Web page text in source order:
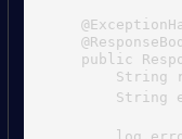
public
String
String